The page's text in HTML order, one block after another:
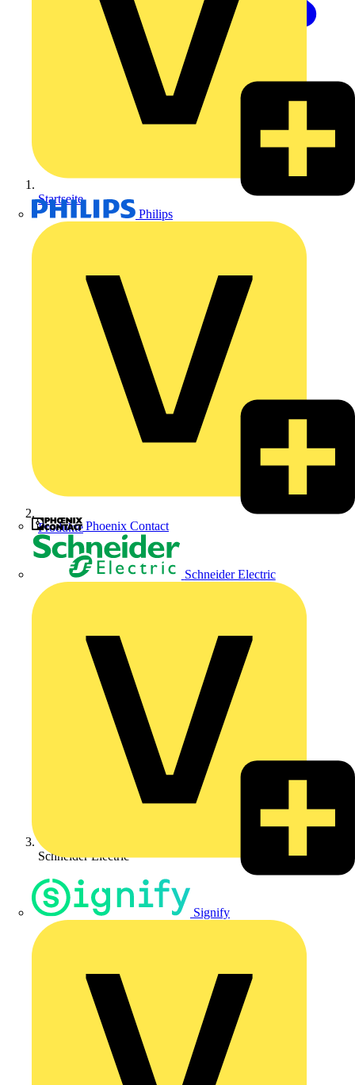
Philips
Phoenix Contact
Schneider Electric
Signify
Startseite
Produkte
Schneider Electric